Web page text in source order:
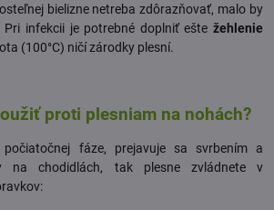
bielizne netreba zdôrazňovať, malo by
infekcii je potrebné doplniť ešte žehlenie
(100°C) ničí zárodky plesní.
proti plesniam na nohách?
fáze, prejavuje sa svrbením a
na chodidlách, tak plesne zvládnete v